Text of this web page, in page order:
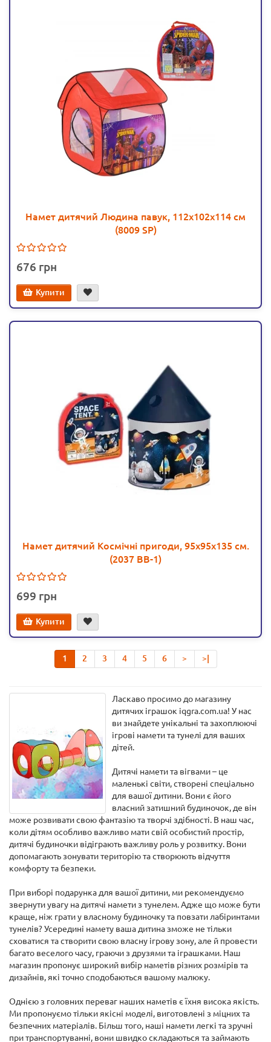
Намет дитячий Людина павук, 112х102х114 см
(8009 SP)
676
Купити
Намет дитячий Космічні пригоди, 95х95х135 см.
(2037 BB-1)
699
Купити
1 2 3 4 5 6 > >|
Ласкаво просимо до магазину
дитячих іграшок iqgra.com.ua! У нас
ви знайдете унікальні та захоплюючі
ігрові намети та тунелі для ваших
дітей.
Дитячі намети та вігвами – це
маленькі світи, створені спеціально
для вашої дитини. Вони є його
власний затишний будиночок, де він
може розвивати свою фантазію та творчі здібності. В наш час,
коли дітям особливо важливо мати свій особистий простір,
дитячі будиночки відіграють важливу роль у розвитку. Вони
допомагають зонувати територію та створюють відчуття
комфорту та безпеки.
При виборі подарунка для вашої дитини, ми рекомендуємо
звернути увагу на дитячі намети з тунелем. Адже що може бути
краще, ніж грати у власному будиночку та повзати лабіринтами
тунелів? Усередині намету ваша дитина зможе не тільки
сховатися та створити свою власну ігрову зону, але й провести
багато веселого часу, граючи з друзями та іграшками. Наш
магазин пропонує широкий вибір наметів різних розмірів та
дизайнів, які точно сподобаються вашому малюку.
Однією з головних переваг наших наметів є їхня висока якість.
Ми пропонуємо тільки якісні моделі, виготовлені з міцних та
безпечних матеріалів. Більш того, наші намети легкі та зручні
при транспортуванні, вони швидко складаються та займають